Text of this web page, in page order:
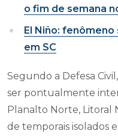
o fim de semana
El Niño:
em SC
Segundo a Defesa
ser pontualmente
Planalto Norte, Litoral
de temporais isolados